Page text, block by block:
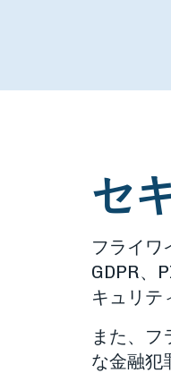
セ
フライワ
GDPR、
キュリテ
また、フ
な金融犯